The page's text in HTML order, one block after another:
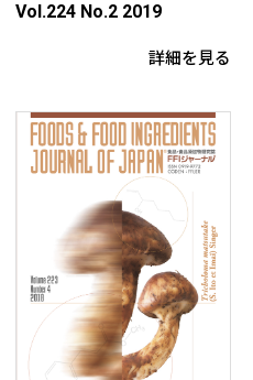
Vol.224 No.2 2019
詳細を見る